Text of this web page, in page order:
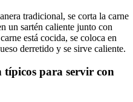
tradicional, se corta la carne
un sartén caliente junto con
está cocida, se coloca en
derretido y se sirve caliente.
típicos para servir con